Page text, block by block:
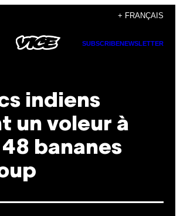
+ FRANÇAIS
SUBSCRIBENEWSLETTER
indiens
un voleur à
bananes